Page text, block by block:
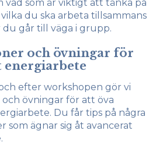
vad som är viktigt att tänka på
du ska arbeta tillsammans
går till väga i grupp.
och övningar för
energiarbete
efter workshopen gör vi
övningar för att öva
Du får tips på några
som ägnar sig åt avancerat